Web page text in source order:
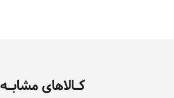
کـالاهای مشابـه